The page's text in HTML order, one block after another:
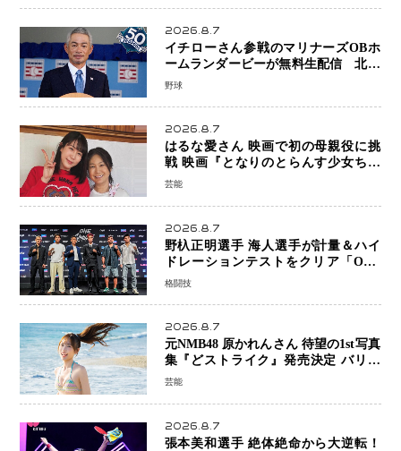
2026.8.7
イチローさん参戦のマリナーズOBホ
ームランダービーが無料生配信 北米
ならではの“魅せる興行”に世界が注目
野球
2026.8.7
はるな愛さん 映画で初の母親役に挑
戦 映画『となりのとらんす少女ちゃ
ん』11月7日公開 未来の自分との対話
芸能
2026.8.7
野杁正明選手 海人選手が計量＆ハイ
ドレーションテストをクリア「ONE
SAMURAI 2」決戦へ万全の準備整う
格闘技
2026.8.7
元NMB48 原かれんさん 待望の1st写真
集『どストライク』発売決定 バリで
魅せる25歳の新境地
芸能
2026.8.7
張本美和選手 絶体絶命から大逆転！